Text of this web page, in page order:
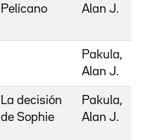
Pelícano
Alan J.
Pakula,
Alan J.
La decisión
de Sophie
Pakula,
Alan J.